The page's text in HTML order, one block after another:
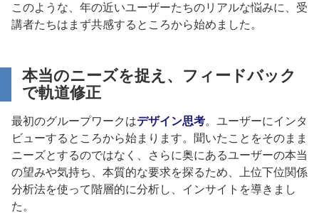
このような、年の近いユーザーたちのリアルな悩みに、受
講者たちはまず共感するところから始めました。
本当のニーズを捉え、フィードバック
で軌道修正
最初のグループワークはデザイン思考。ユーザーにインタ
ビューするところから始まります。聞いたことをそのまま
ニーズとするのではなく、さらに奥にあるユーザーの本当
の望みや気持ち、本質的な要求を探るため、上位下位関係
分析法を使って階層的に分析し、インサイトを導きまし
た。